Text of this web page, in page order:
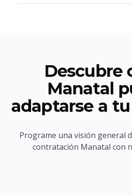
Descubre
Manatal
adaptarse a
Programe una visión general
contratación Manatal con